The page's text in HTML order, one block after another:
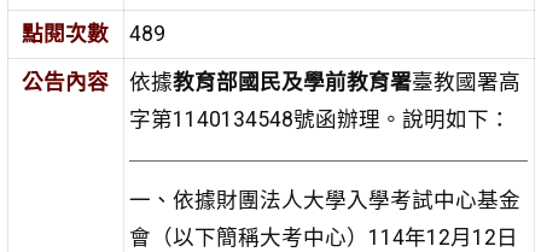
點閱次數
489
公告內容
依據教育部國民及學前教育署臺教國署高
字第1140134548號函辦理。說明如下：
一、依據財團法人大學入學考試中心基金
會（以下簡稱大考中心）114年12月12日